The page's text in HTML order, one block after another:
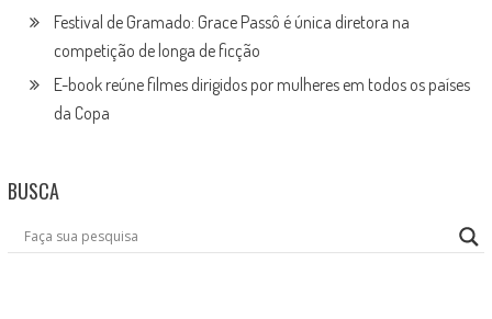
Festival de Gramado: Grace Passô é única diretora na
competição de longa de ficção
E-book reúne filmes dirigidos por mulheres em todos os países
da Copa
BUSCA